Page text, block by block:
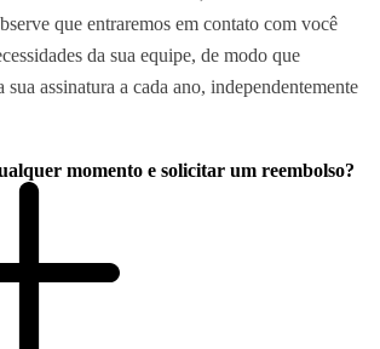
que entraremos em contato com você
da sua equipe, de modo que
sua assinatura a cada ano, independentemente
momento e solicitar um reembolso?